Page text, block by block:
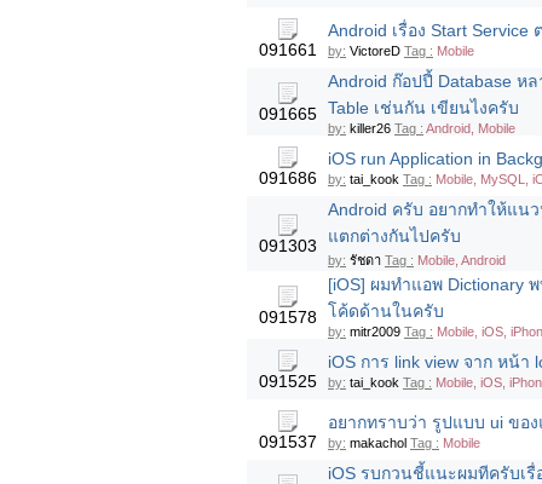
091661
Android เรื่อง Start
by: VictoreD Tag : Mobile
091665
Android ก๊อปปี้ Database หล
Table เช่นกัน เขียนไงครับ
by: killer26 Tag : Android, Mobile
091686
iOS run Application in
by: tai_kook Tag : Mobile, MySQL,
091303
Android ครับ อยากทำให้แน
แตกต่างกันไปครับ
by: รัชดา Tag : Mobile, Android
091578
[iOS] ผมทำแอพ Dictionary
โค้ดด้านในครับ
by: mitr2009 Tag : Mobile, iOS,
091525
iOS การ link view จาก หน้า
by: tai_kook Tag : Mobile, iOS,
091537
อยากทราบว่า รูปแบบ ui ขอ
by: makachol Tag : Mobile
iOS รบกวนชี้แนะผมทีครับเรื่